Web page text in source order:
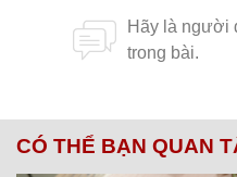
CÓ THỂ BẠN QUAN